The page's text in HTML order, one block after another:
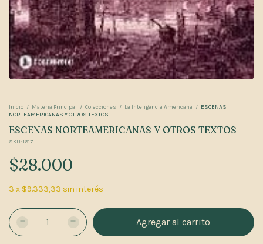
Inicio / Materia Principal / Colecciones / La Inteligencia Americana / ESCENAS
NORTEAMERICANAS Y OTROS TEXTOS
ESCENAS NORTEAMERICANAS Y OTROS TEXTOS
SKU:1917
$28.000
3 x $9.333,33 sin interés